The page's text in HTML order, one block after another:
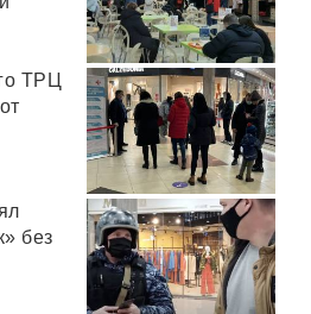
ТРЦ
без